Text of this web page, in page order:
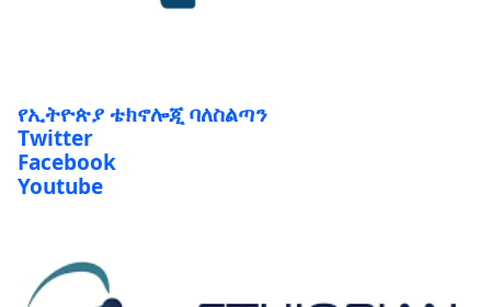
የኢትዮጵያ ቴክኖሎጂ ባለስልጣን
Twitter
Facebook
Youtube